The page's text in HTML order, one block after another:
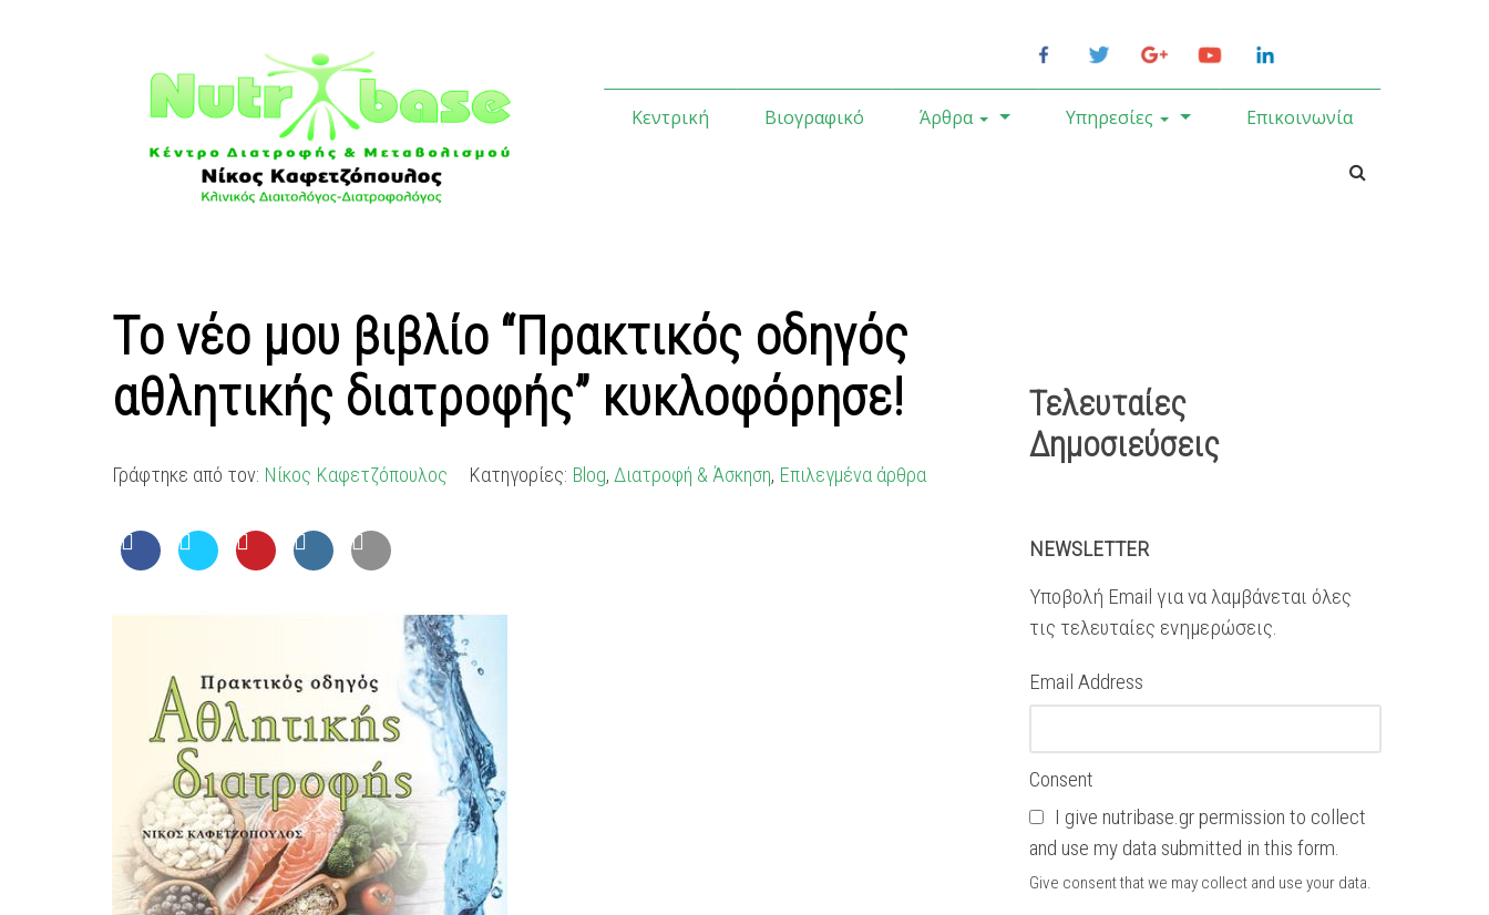
Κεντρική Βιογραφικό Άρθρα Υπηρεσίες Επικοινωνία
Το νέο μου βιβλίο “Πρακτικός οδηγός
αθλητικής διατροφής” κυκλοφόρησε!
Γράφτηκε από τον: Νίκος Καφετζόπουλος Κατηγορίες: Blog, Διατροφή & Άσκηση, Επιλεγμένα άρθρα
Τελευταίες
Δημοσιεύσεις
NEWSLETTER
Υποβολή Email για να λαμβάνεται όλες
τις τελευταίες ενημερώσεις.
Email Address
Consent
I give nutribase.gr permission to collect
and use my data submitted in this form.
Give consent that we may collect and use your data.